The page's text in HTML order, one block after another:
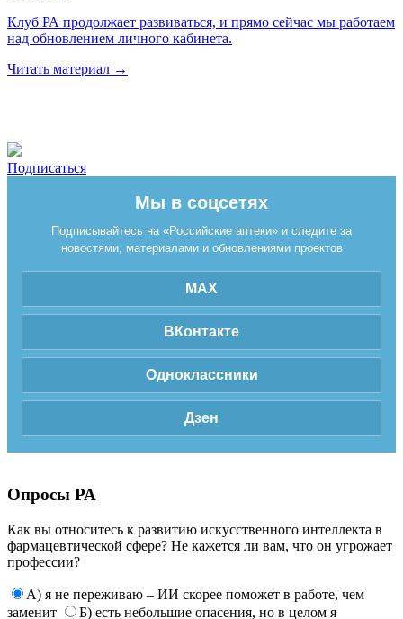
Клуб РА продолжает развиваться, и прямо сейчас мы работаем
над обновлением личного кабинета.
Читать материал →
Подписаться
Мы в соцсетях
Подписывайтесь на «Российские аптеки» и следите за
новостями, материалами и обновлениями проектов
MAX
ВКонтакте
Одноклассники
Дзен
Опросы РА
Как вы относитесь к развитию искусственного интеллекта в
фармацевтической сфере? Не кажется ли вам, что он угрожает
профессии?
А) я не переживаю – ИИ скорее поможет в работе, чем
заменит
Б) есть небольшие опасения, но в целом я